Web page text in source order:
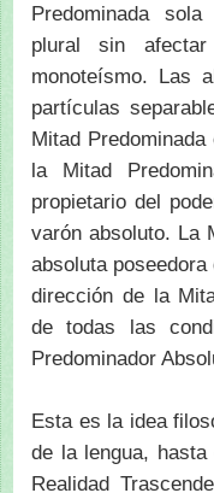
Predominada
plural sin
monoteísmo. Las
partículas
Mitad
la Mitad
propietario del
varón absoluto. La
absoluta
dirección de la
de todas las
Predominador
Esta es la idea
de la lengua,
Realidad